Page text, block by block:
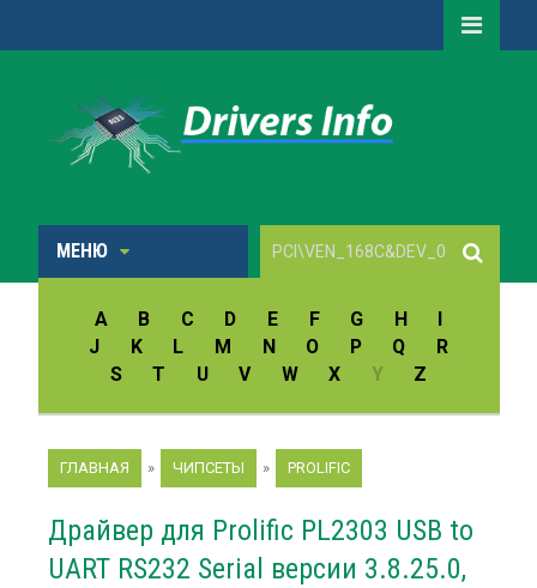
МЕНЮ
A B C D E F G H
I
J
K L M N O P Q
R
S
T U V W X Y Z
ГЛАВНАЯ » ЧИПСЕТЫ » PROLIFIC
Драйвер для Prolific PL2303 USB to
UART RS232 Serial версии 3.8.25.0,